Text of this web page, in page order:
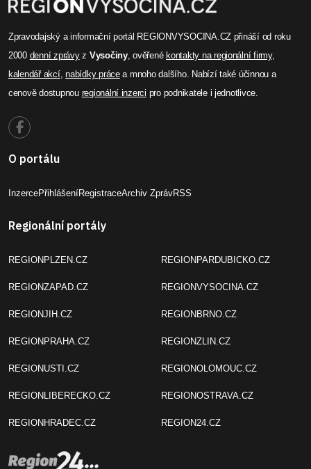
Zpravodajský a informační portál REGIONVYSOCINA.CZ přináší od roku
2000 denní zprávyz Vysočiny, ověřenékontakty na regionální firmy,
kalendář akcí,nabídky prácea mnoho dalšího. Nabízí také účinnou a
cenově dostupnou regionální inzerci pro podnikatele i jednotlivce.
O portálu
InzercePřihlášeníRegistraceArchiv ZprávRSS
Regionální portály
REGIONPLZEN.CZ
REGIONZAPAD.CZ
REGIONJIH.CZ
REGIONPRAHA.CZ
REGIONUSTI.CZ
REGIONLIBERECKO.CZ
REGIONHRADEC.CZ
REGIONPARDUBICKO.CZ
REGIONVYSOCINA.CZ
REGIONBRNO.CZ
REGIONZLIN.CZ
REGIONOLOMOUC.CZ
REGIONOSTRAVA.CZ
REGION24.CZ